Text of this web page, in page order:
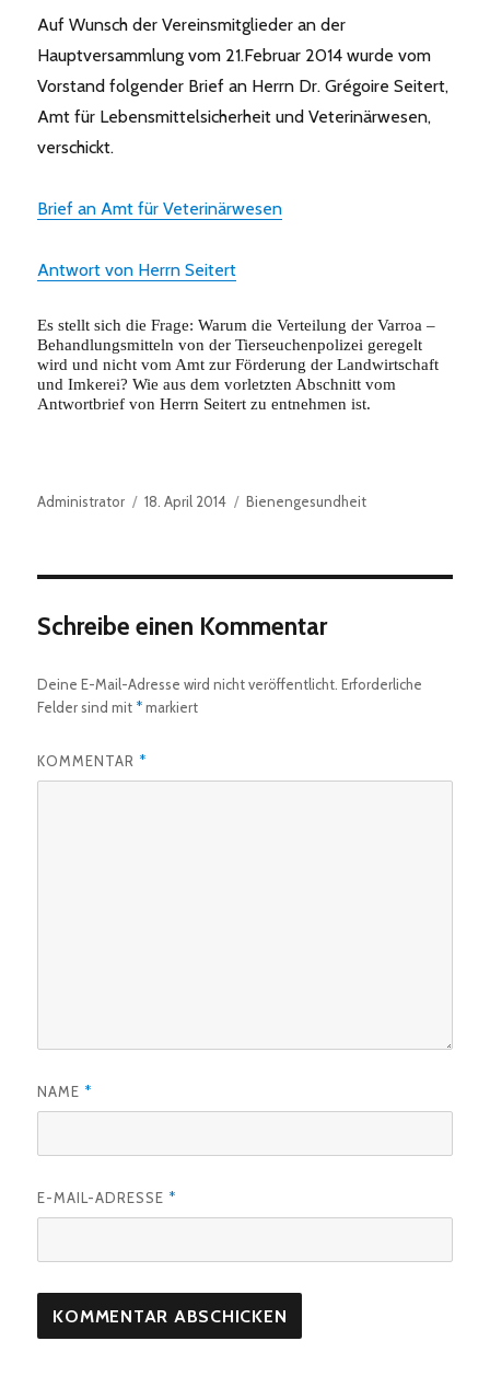
Auf Wunsch der Vereinsmitglieder an der
Hauptversammlung vom 21.Februar 2014 wurde vom
Vorstand folgender Brief an Herrn Dr. Grégoire Seitert,
Amt für Lebensmittelsicherheit und Veterinärwesen,
verschickt.
Brief an Amt für Veterinärwesen
Antwort von Herrn Seitert
Es stellt sich die Frage: Warum die Verteilung der Varroa –
Behandlungsmitteln von der Tierseuchenpolizei geregelt
wird und nicht vom Amt zur Förderung der Landwirtschaft
und Imkerei? Wie aus dem vorletzten Abschnitt vom
Antwortbrief von Herrn Seitert zu entnehmen ist.
Autor
Administrator
Veröffentlicht
18. April 2014 Kategorien
Bienengesundheit
Schreibe einen Kommentar
Deine E-Mail-Adresse wird nicht veröffentlicht. Erforderliche
Felder sind mit *markiert
KOMMENTAR *
NAME *
E-MAIL-ADRESSE *